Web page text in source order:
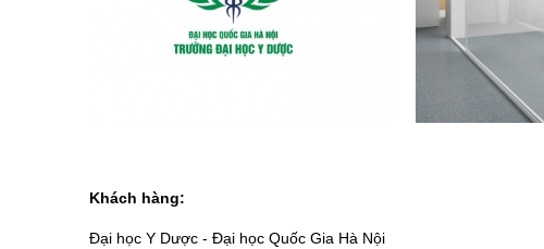
Khách hàng:
Đại học Y Dược - Đại học Quốc Gia Hà Nội